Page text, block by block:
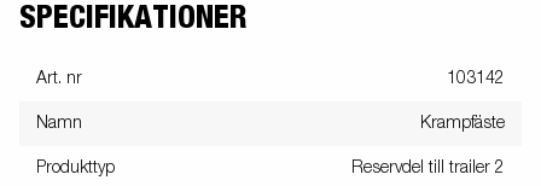
SPECIFIKATIONER
Art. nr 103142
Namn Krampfäste
Produkttyp Reservdel till trailer 2